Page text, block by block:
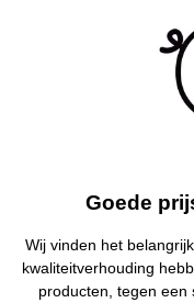
Goede
Wij vinden het
kwaliteitverhouding
producten, tegen een